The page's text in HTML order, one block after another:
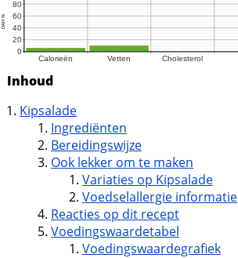
Inhoud
Kipsalade
Ingrediënten
Bereidingswijze
Ook lekker om te maken
Variaties op Kipsalade
Voedselallergie informatie
Reacties op dit recept
Voedingswaardetabel
Voedingswaardegrafiek